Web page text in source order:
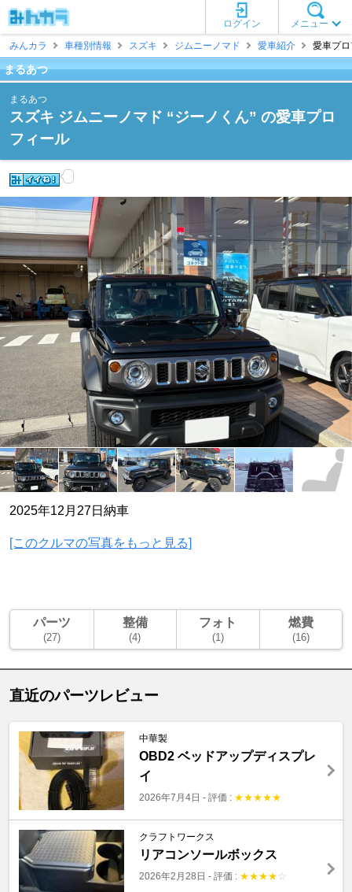
メニュー
ログイン
みんカラ
車種別情報 スズキ ジムニーノマド 愛車紹介 愛車プ
まるあつ
まるあつ
スズキ ジムニーノマド “ジーノくん” の愛車プロ
フィール
2025年12月27日納車
[このクルマの写真をもっと見る]
パーツ
(27)
整備
(4)
フォト
(1)
燃費
(16)
直近のパーツレビュー
中華製
OBD2 ベッドアップディスプレ
イ
2026年7月4日 - 評価 : ★★★★★
クラフトワークス
リアコンソールボックス
2026年2月28日 - 評価 : ★★★★ ☆